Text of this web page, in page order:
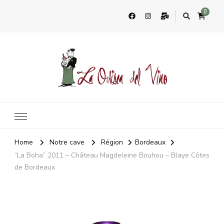
0
Home Notre cave Région
Bordeaux
“La Boha” 2011 – Château Magdeleine Bouhou – Blaye Côtes
de Bordeaux